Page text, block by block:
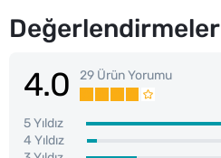
Değerlendirmeler
4.0 29 Ürün Yorumu
5 Yıldız
4 Yıldız